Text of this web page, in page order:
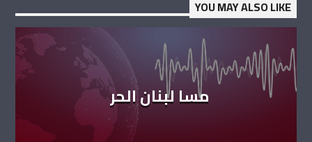
YOU MAY ALSO LIKE
مسا لبنان الحر